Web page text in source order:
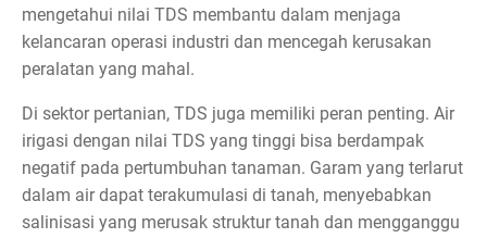
mengetahui nilai TDS membantu dalam menjaga
kelancaran operasi industri dan mencegah kerusakan
peralatan yang mahal.
Di sektor pertanian, TDS juga memiliki peran penting. Air
irigasi dengan nilai TDS yang tinggi bisa berdampak
negatif pada pertumbuhan tanaman. Garam yang terlarut
dalam air dapat terakumulasi di tanah, menyebabkan
salinisasi yang merusak struktur tanah dan mengganggu